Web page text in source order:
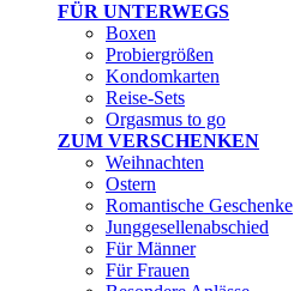
FÜR UNTERWEGS
Boxen
Probiergrößen
Kondomkarten
Reise-Sets
Orgasmus to go
ZUM VERSCHENKEN
Weihnachten
Ostern
Romantische Geschenke
Junggesellenabschied
Für Männer
Für Frauen